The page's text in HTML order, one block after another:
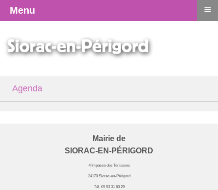
Agenda
Mairie de
SIORAC-EN-PÉRIGORD
4 Impasse des Terrasses
24170 Siorac-en-Périgord
Tél. 05 53 31 60 29
Menu ≡